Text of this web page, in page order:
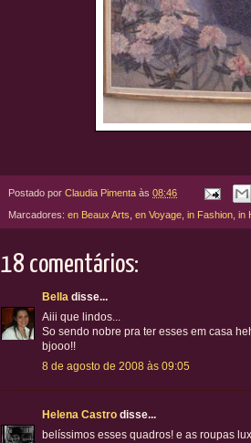
Postado por Claudia Pimenta às 08:46
Marcadores: en Beaux Arts, en Voyage, in Fashion, in
18 comentários:
Bella disse...
Aiii que lindos...
So sendo nobre pra ter esses em casa
bjooo!!
8 de agosto de 2008 às 09:05
Helena Castro disse...
belíssimos esses quadros! e as roupas